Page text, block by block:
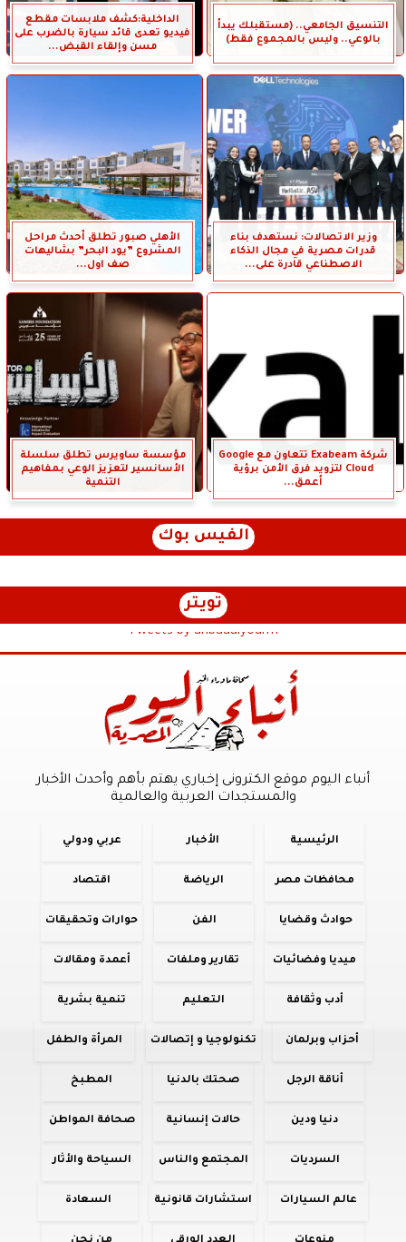
التنسيق الجامعي.. (مستقبلك يبدأ
بالوعي.. وليس بالمجموع فقط)
الداخلية:كشف ملابسات مقطع
فيديو تعدى قائد سيارة بالضرب على
مسن وإلقاء القبض...
وزير الاتصالات: نستهدف بناء
قدرات مصرية في مجال الذكاء
الاصطناعي قادرة على...
الأهلي صبور تطلق أحدث مراحل
المشروع ”يود البحر” بشاليهات
صف اول...
شركة Exabeam تتعاون مع Google
Cloud لتزويد فرق الأمن برؤية
أعمق...
مؤسسة ساويرس تطلق سلسلة
الأسانسير لتعزيز الوعي بمفاهيم
التنمية
الفيس بوك
تويتر
Tweets by anbaaalyoum1
أنباء اليوم موقع الكترونى إخباري يهتم بأهم وأحدث الأخبار
والمستجدات العربية والعالمية
الرئيسية الأخبار عربي ودولي
محافظات مصر الرياضة اقتصاد
حوادث وقضايا الفن حوارات وتحقيقات
ميديا وفضائيات تقارير وملفات أعمدة ومقالات
أدب وثقافة التعليم تنمية بشرية
أحزاب وبرلمان تكنولوجيا و إتصالات المرأة والطفل
أناقة الرجل صحتك بالدنيا المطبخ
دنيا ودين حالات إنسانية صحافة المواطن
السرديات المجتمع والناس السياحة والأثار
عالم السيارات استشارات قانونية السعادة